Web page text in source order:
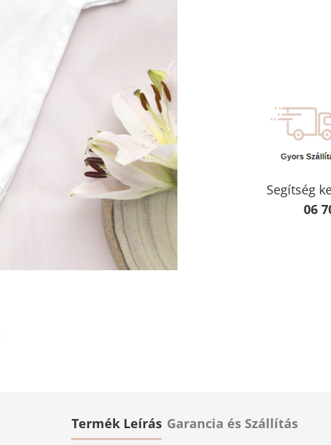
Segítség
06
Termék Leírás Garancia és Szállítás